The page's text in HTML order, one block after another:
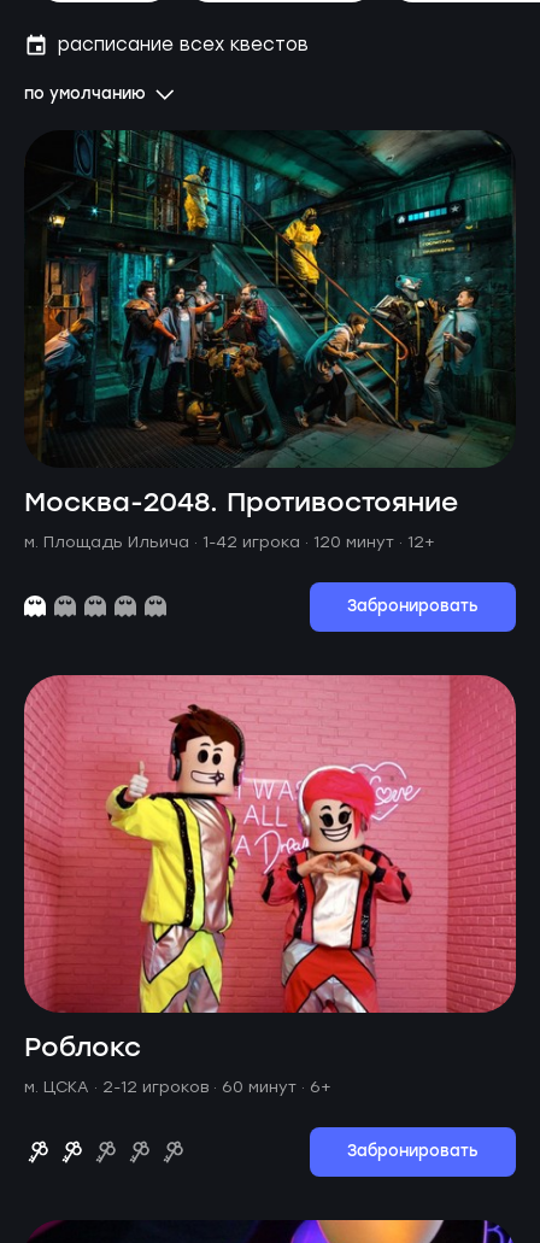
по умолчанию
расписание всех квестов
Москва-2048. Противостояние
м. Площадь Ильича · 1-42 игрока · 120 минут · 12+
Забронировать
Роблокс
м. ЦСКА · 2-12 игроков · 60 минут · 6+
Забронировать